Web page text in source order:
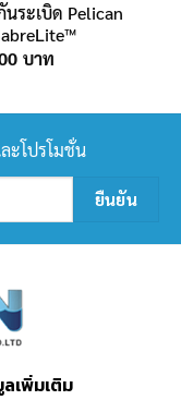
ระเบิด Pelican
ะโปรโมชั่น
เพิ่มเติม